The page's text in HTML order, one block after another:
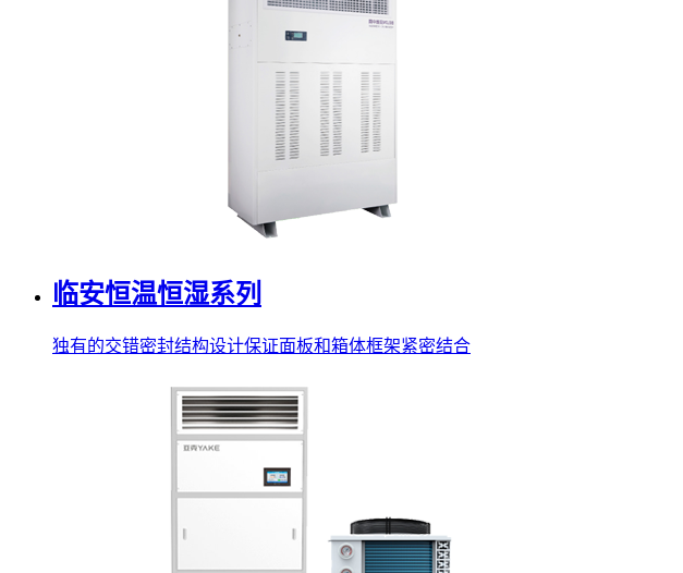
临安恒温恒湿系列
独有的交错密封结构设计保证面板和箱体框架紧密结合